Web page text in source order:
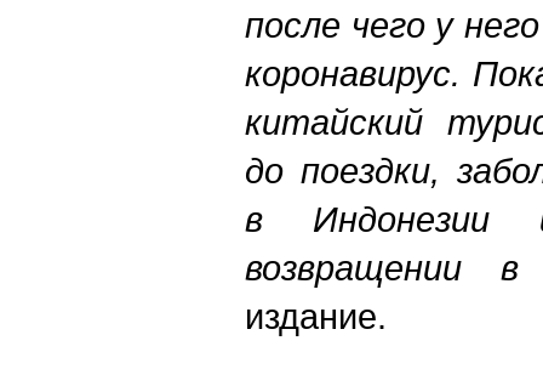
после чего у
коронавирус.
китайский
до поездки,
в Индонезии
возвращении
издание.